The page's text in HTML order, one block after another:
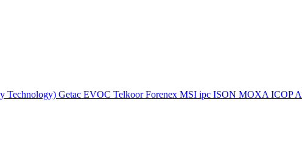
Technology) Getac EVOC TelkoorForenex MSI ipc ISON MOXA ICOP